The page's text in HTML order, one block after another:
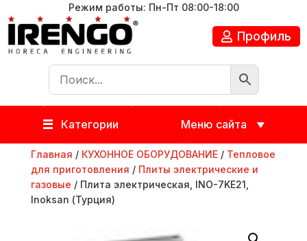
Режим работы: Пн-Пт 08:00-18:00
Профиль
Категории Меню сайта
Главная / КУХОННОЕ ОБОРУДОВАНИЕ/ Тепловое
для приготовления / Плиты электрические и
газовые / Плита электрическая, INO-7KE21,
Inoksan (Турция)